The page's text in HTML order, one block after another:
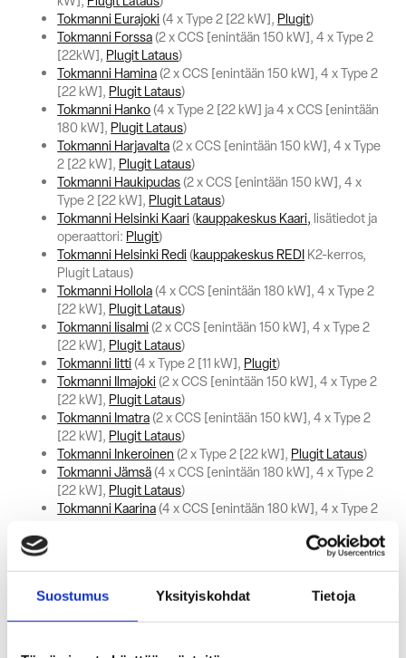
Suostumus Yksityiskohdat Tietoja
Tokmanni Eurajoki (4 x Type 2 [22 kW], Plugit)
Tokmanni Forssa(2 x CCS [enintään 150 kW], 4 x Type 2
[22kW], Plugit Lataus)
Tokmanni Hamina(2 x CCS [enintään 150 kW], 4 x Type 2
[22 kW], Plugit Lataus)
Tokmanni Hanko(4 x Type 2 [22 kW] ja 4 x CCS [enintään
180 kW], Plugit Lataus)
Tokmanni Harjavalta(2 x CCS [enintään 150 kW], 4 x Type
2 [22 kW], Plugit Lataus)
Tokmanni Haukipudas(2 x CCS [enintään 150 kW], 4 x
Type 2 [22 kW], Plugit Lataus)
Tokmanni Helsinki Kaari (kauppakeskus Kaari, lisätiedot ja
operaattori: Plugit)
Tokmanni Helsinki Redi (kauppakeskus REDI K2-kerros,
Plugit Lataus)
Tokmanni Hollola(4 x CCS [enintään 180 kW], 4 x Type 2
[22 kW], Plugit Lataus)
Tokmanni Iisalmi (2 x CCS [enintään 150 kW], 4 x Type 2
[22 kW], Plugit Lataus)
Tokmanni Iitti (4 x Type 2 [11 kW], Plugit)
Tokmanni Ilmajoki (2 x CCS [enintään 150 kW], 4 x Type 2
[22 kW], Plugit Lataus)
Tokmanni Imatra(2 x CCS [enintään 150 kW], 4 x Type 2
[22 kW], Plugit Lataus)
Tokmanni Inkeroinen (2 x Type 2 [22 kW], Plugit Lataus)
Tokmanni Jämsä(4 x CCS [enintään 180 kW], 4 x Type 2
[22 kW], Plugit Lataus)
Tokmanni Kaarina(4 x CCS [enintään 180 kW], 4 x Type 2
(2 x CCS [enintään 180
Tokmanni Kemi Keskusta(4 x CCS [enintään 180 kW], 4 x
Type 2 [22 kW],
[22 kW],
Plugit Lataus)